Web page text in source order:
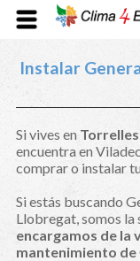
Instalar
Si vives en
encuentra en
comprar o instalar
Si estás buscando
Llobregat, somos la
encargamos de la
mantenimiento de